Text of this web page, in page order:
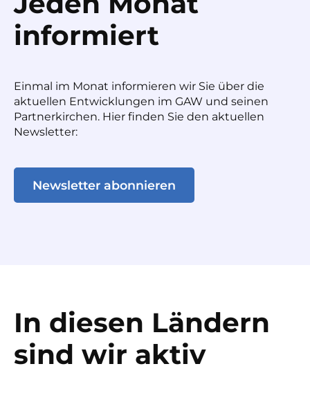
informiert
Einmal im Monat informieren wir Sie über die
aktuellen Entwicklungen im GAW und seinen
Partnerkirchen. Hier finden Sie den aktuellen
Newsletter:
Newsletter abonnieren
In diesen Ländern
sind wir aktiv